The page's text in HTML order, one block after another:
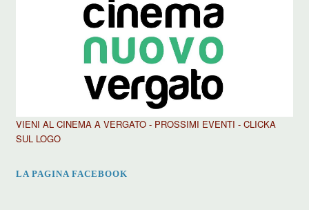
VIENI AL CINEMA A VERGATO - PROSSIMI EVENTI - CLICKA
SUL LOGO
LA PAGINA FACEBOOK